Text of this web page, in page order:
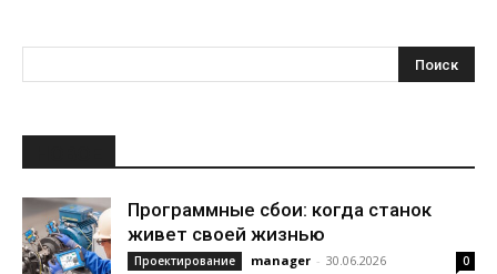
Программные сбои: когда станок
живет своей жизнью
Проектирование manager - 30.06.2026 0